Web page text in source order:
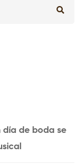
día de boda se